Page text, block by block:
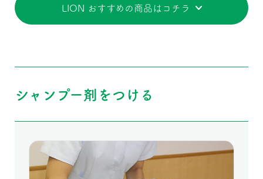
LION おすすめの商品はコチラ
シャンプー剤をつける